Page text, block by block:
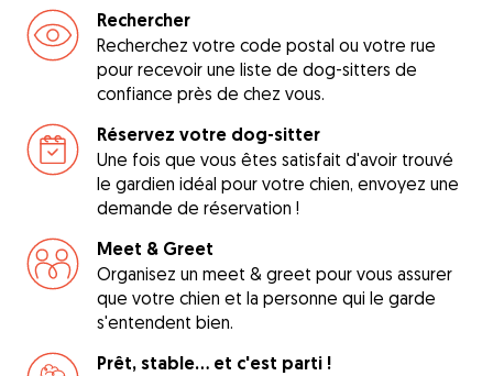
Rechercher
Recherchez votre code postal ou votre rue
pour recevoir une liste de dog-sitters de
confiance près de chez vous.
Réservez votre dog-sitter
Une fois que vous êtes satisfait d'avoir trouvé
le gardien idéal pour votre chien, envoyez une
demande de réservation !
Meet & Greet
Organisez un meet & greet pour vous assurer
que votre chien et la personne qui le garde
s'entendent bien.
Prêt, stable... et c'est parti !